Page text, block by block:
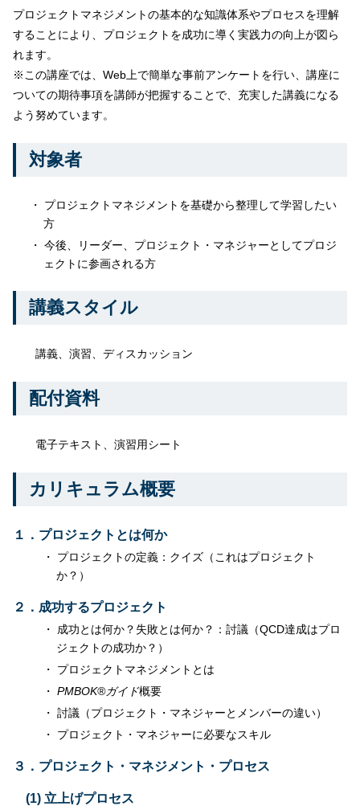
プロジェクトマネジメントの基本的な知識体系やプロセスを理解
することにより、プロジェクトを成功に導く実践力の向上が図ら
れます。
※この講座では、Web上で簡単な事前アンケートを行い、講座に
ついての期待事項を講師が把握することで、充実した講義になる
よう努めています。
対象者
プロジェクトマネジメントを基礎から整理して学習したい
方
今後、リーダー、プロジェクト・マネジャーとしてプロジ
ェクトに参画される方
講義スタイル
講義、演習、ディスカッション
配付資料
電子テキスト、演習用シート
カリキュラム概要
１．プロジェクトとは何か
プロジェクトの定義：クイズ（これはプロジェクト
か？）
２．成功するプロジェクト
成功とは何か？失敗とは何か？：討議（QCD達成はプロ
ジェクトの成功か？）
プロジェクトマネジメントとは
PMBOK®ガイド概要
討議（プロジェクト・マネジャーとメンバーの違い）
プロジェクト・マネジャーに必要なスキル
３．プロジェクト・マネジメント・プロセス
(1) 立上げプロセス